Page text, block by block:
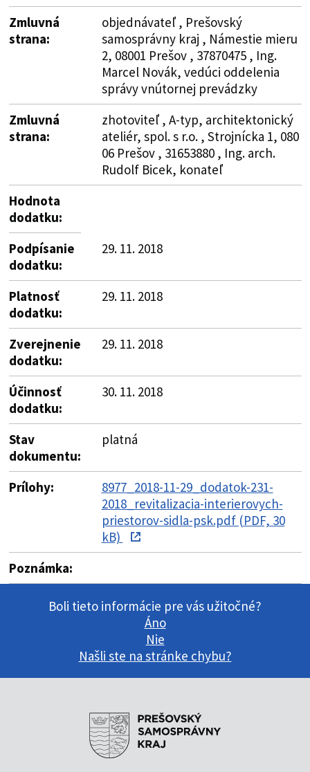
Zmluvná
strana:
objednávateľ , Prešovský
samosprávny kraj , Námestie mieru
2, 08001 Prešov , 37870475 , Ing.
Marcel Novák, vedúci oddelenia
správy vnútornej prevádzky
Zmluvná
strana:
zhotoviteľ , A-typ, architektonický
ateliér, spol. s r.o. , Strojnícka 1, 080
06 Prešov , 31653880 , Ing. arch.
Rudolf Bicek, konateľ
Hodnota
dodatku:
Podpísanie
dodatku:
29. 11. 2018
Platnosť
dodatku:
29. 11. 2018
Zverejnenie
dodatku:
29. 11. 2018
Účinnosť
dodatku:
30. 11. 2018
Stav
dokumentu:
platná
Prílohy:
8977_2018-11-29_dodatok-231-
2018_revitalizacia-interierovych-
priestorov-sidla-psk.pdf (PDF, 30
kB)
Poznámka:
Boli tieto informácie pre vás užitočné?
Áno
Nie
Našli ste na stránke chybu?